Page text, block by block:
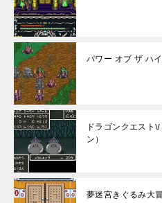
パワー オブ ザ ハ
ドラゴンクエスト
ン）
夢迷宮きぐるみ大